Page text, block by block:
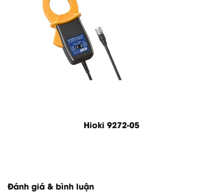
Hioki 9272-05
Đánh giá & bình luận